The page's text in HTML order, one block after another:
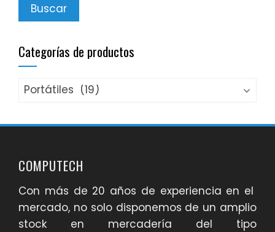
Buscar
Categorías de productos
COMPUTECH
Con más de 20 años de experiencia en el
mercado, no solo disponemos de un amplio
stock en mercadería del tipo